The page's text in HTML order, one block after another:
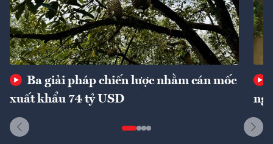
Ba giải pháp chiến lược nhằm cán mốc
xuất khẩu 74 tỷ USD